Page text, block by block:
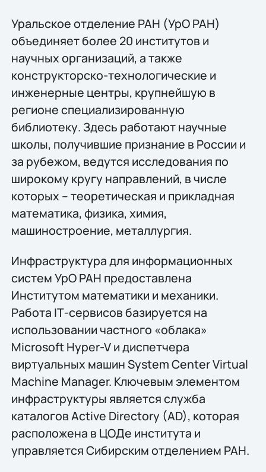
Уральское отделение РАН (УрО РАН)
объединяет более 20 институтов и
научных организаций, а также
конструкторско-технологические и
инженерные центры, крупнейшую в
регионе специализированную
библиотеку. Здесь работают научные
школы, получившие признание в России и
за рубежом, ведутся исследования по
широкому кругу направлений, в числе
которых – теоретическая и прикладная
математика, физика, химия,
машиностроение, металлургия.
Инфраструктура для информационных
систем УрО РАН предоставлена
Институтом математики и механики.
Работа IТ-сервисов базируется на
использовании частного «облака»
Microsoft Hyper-V и диспетчера
виртуальных машин System Center Virtual
Machine Manager. Ключевым элементом
инфраструктуры является служба
каталогов Active Directory (AD), которая
расположена в ЦОДе института и
управляется Сибирским отделением РАН.